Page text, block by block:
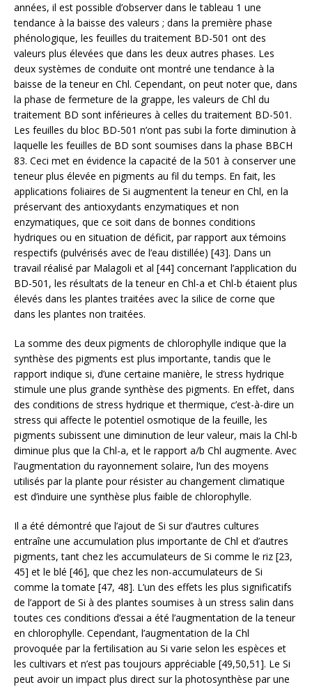
années, il est possible d’observer dans le tableau 1 une
tendance à la baisse des valeurs ; dans la première phase
phénologique, les feuilles du traitement BD-501 ont des
valeurs plus élevées que dans les deux autres phases. Les
deux systèmes de conduite ont montré une tendance à la
baisse de la teneur en Chl. Cependant, on peut noter que, dans
la phase de fermeture de la grappe, les valeurs de Chl du
traitement BD sont inférieures à celles du traitement BD-501.
Les feuilles du bloc BD-501 n’ont pas subi la forte diminution à
laquelle les feuilles de BD sont soumises dans la phase BBCH
83. Ceci met en évidence la capacité de la 501 à conserver une
teneur plus élevée en pigments au fil du temps. En fait, les
applications foliaires de Si augmentent la teneur en Chl, en la
préservant des antioxydants enzymatiques et non
enzymatiques, que ce soit dans de bonnes conditions
hydriques ou en situation de déficit, par rapport aux témoins
respectifs (pulvérisés avec de l’eau distillée) [43]. Dans un
travail réalisé par Malagoli et al [44] concernant l’application du
BD-501, les résultats de la teneur en Chl-a et Chl-b étaient plus
élevés dans les plantes traitées avec la silice de corne que
dans les plantes non traitées.
La somme des deux pigments de chlorophylle indique que la
synthèse des pigments est plus importante, tandis que le
rapport indique si, d’une certaine manière, le stress hydrique
stimule une plus grande synthèse des pigments. En effet, dans
des conditions de stress hydrique et thermique, c’est-à-dire un
stress qui affecte le potentiel osmotique de la feuille, les
pigments subissent une diminution de leur valeur, mais la Chl-b
diminue plus que la Chl-a, et le rapport a/b Chl augmente. Avec
l’augmentation du rayonnement solaire, l’un des moyens
utilisés par la plante pour résister au changement climatique
est d’induire une synthèse plus faible de chlorophylle.
Il a été démontré que l’ajout de Si sur d’autres cultures
entraîne une accumulation plus importante de Chl et d’autres
pigments, tant chez les accumulateurs de Si comme le riz [23,
45] et le blé [46], que chez les non-accumulateurs de Si
comme la tomate [47, 48]. L’un des effets les plus significatifs
de l’apport de Si à des plantes soumises à un stress salin dans
toutes ces conditions d’essai a été l’augmentation de la teneur
en chlorophylle. Cependant, l’augmentation de la Chl
provoquée par la fertilisation au Si varie selon les espèces et
les cultivars et n’est pas toujours appréciable [49,50,51]. Le Si
peut avoir un impact plus direct sur la photosynthèse par une